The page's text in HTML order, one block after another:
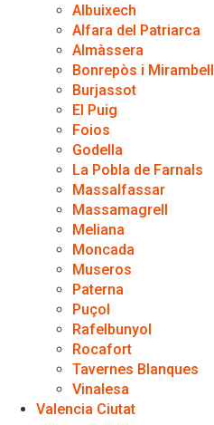
Albuixech
Alfara del Patriarca
Almàssera
Bonrepòs i Mirambell
Burjassot
El Puig
Foios
Godella
La Pobla de Farnals
Massalfassar
Massamagrell
Meliana
Moncada
Museros
Paterna
Puçol
Rafelbunyol
Rocafort
Tavernes Blanques
Vinalesa
Valencia Ciutat